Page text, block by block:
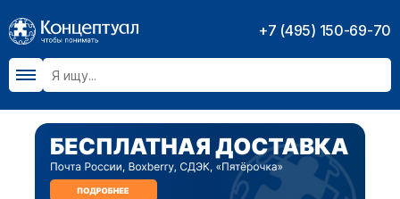
+7 (495) 150-69-70